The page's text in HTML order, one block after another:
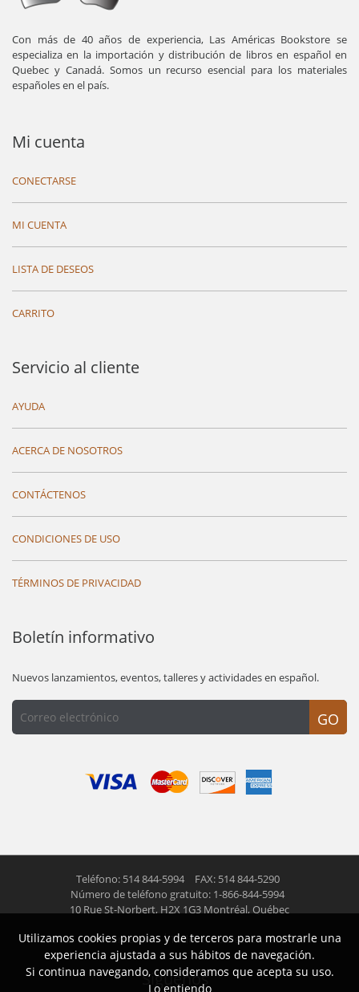
Con más de 40 años de experiencia, Las Américas Bookstore se
especializa en la importación y distribución de libros en español en
Quebec y Canadá. Somos un recurso esencial para los materiales
españoles en el país.
Mi cuenta
CONECTARSE
MI CUENTA
LISTA DE DESEOS
CARRITO
Servicio al cliente
AYUDA
ACERCA DE NOSOTROS
CONTÁCTENOS
CONDICIONES DE USO
TÉRMINOS DE PRIVACIDAD
Boletín informativo
Nuevos lanzamientos, eventos, talleres y actividades en español.
GO
Teléfono: 514 844-5994
FAX: 514 844-5290
Número de teléfono gratuito: 1-866-844-5994
10 Rue St-Norbert, H2X 1G3 Montréal, Québec
© 2026 Las Americas inc. Todos los derechos reservados
Siguenos
Utilizamos cookies propias y de terceros para mostrarle una
experiencia ajustada a sus hábitos de navegación.
Si continua navegando, consideramos que acepta su uso.
Lo entiendo